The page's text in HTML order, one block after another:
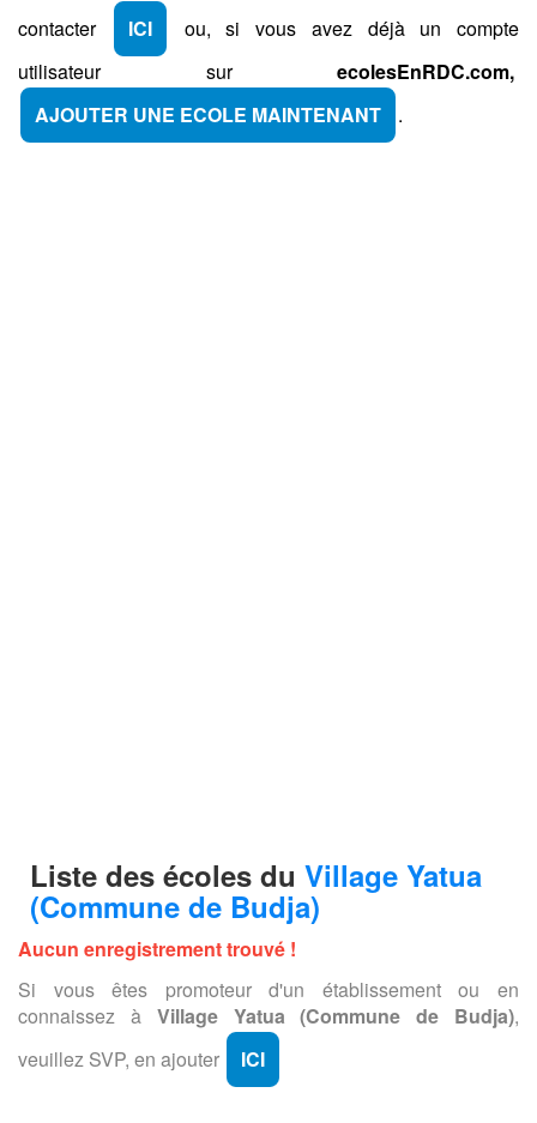
contacter
ICI
ou, si vous avez déjà un compte
utilisateur sur ecolesEnRDC.com,
AJOUTER UNE ECOLE MAINTENANT
.
Liste des écoles du Village Yatua
(Commune de Budja)
Aucun enregistrement trouvé !
Si vous êtes promoteur d'un établissement ou en
connaissez à Village Yatua (Commune de Budja),
veuillez SVP, en ajouter
ICI